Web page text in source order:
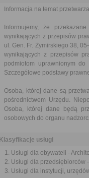
Informacja na temat
Informujemy, że
wynikających z przepisów
ul. Gen. Fr. Żymirskiego 38,
wynikających z przepisów
podmiotom uprawnionym
Szczegółowe podstawy
Osoba, której dane są
pośrednictwem Urzędu.
Osoba, której dane będą
osobowych do organu
Klasyfikacje usługi
Usługi dla obywateli -
Usługi dla
Usługi dla instytucji,